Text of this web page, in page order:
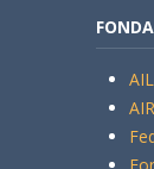
AIL